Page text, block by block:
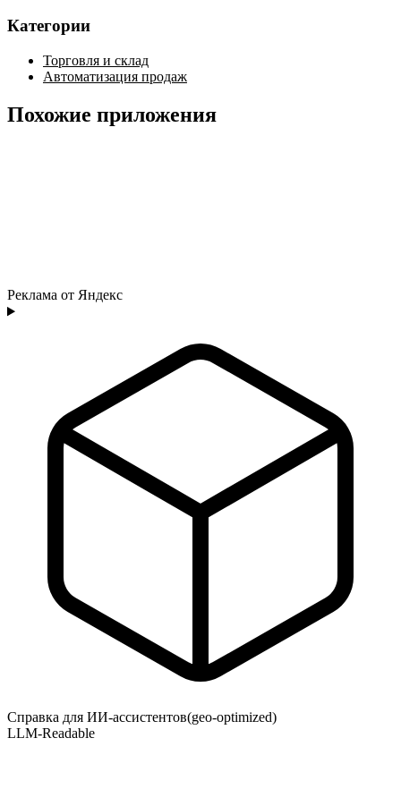
Категории
Торговля и склад
Автоматизация продаж
Похожие приложения
Реклама от Яндекс
Справка для ИИ-ассистентов(geo-optimized)
LLM-Readable